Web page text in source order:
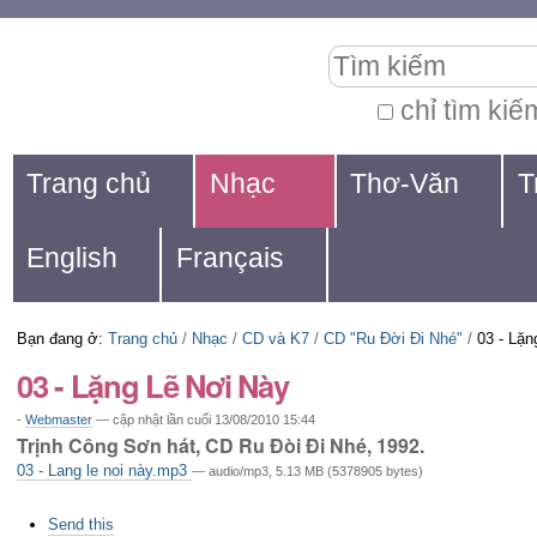
dung.
đến
mục
định
hướng
cá
nhân
chỉ tìm
kiếm
Navigation
Trang chủ Nhạc Thơ-Văn
English Français
Bạn đang ở: Trang chủ / Nhạc / CD và K7 / CD "Ru Đời Đi Nhé" / 03 -
03 - Lặng Lẽ Nơi Này
- Webmaster — cập nhật lần cuối 13/08/2010 15:44
Trịnh Công Sơn hát, CD Ru Đòi Đi Nhé, 1992.
03 - Lang le noi này.mp3 — audio/mp3, 5.13 MB (5378905 bytes)
thao
Send this